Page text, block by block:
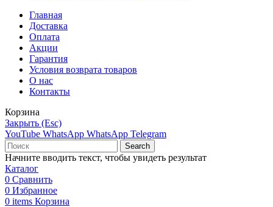
Главная
Доставка
Оплата
Акции
Гарантия
Условия возврата товаров
О нас
Контакты
Корзина
Закрыть (Esc)
YouTube WhatsApp WhatsApp Telegram
Search
Начните вводить текст, чтобы увидеть результат
Каталог
0 Сравнить
0 Избранное
0 items Корзина